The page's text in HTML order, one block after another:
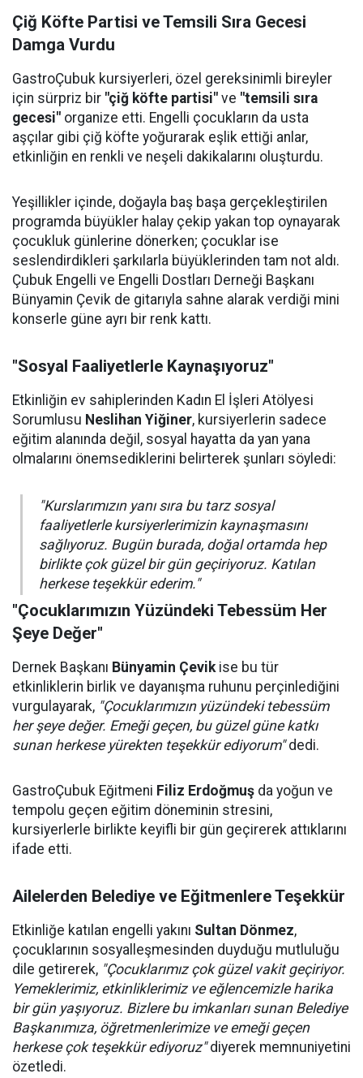
Çiğ Köfte Partisi ve Temsili Sıra Gecesi
Damga Vurdu
GastroÇubuk kursiyerleri, özel gereksinimli bireyler
için sürpriz bir "çiğ köfte partisi" ve "temsili sıra
gecesi" organize etti. Engelli çocukların da usta
aşçılar gibi çiğ köfte yoğurarak eşlik ettiği anlar,
etkinliğin en renkli ve neşeli dakikalarını oluşturdu.
Yeşillikler içinde, doğayla baş başa gerçekleştirilen
programda büyükler halay çekip yakan top oynayarak
çocukluk günlerine dönerken; çocuklar ise
seslendirdikleri şarkılarla büyüklerinden tam not aldı.
Çubuk Engelli ve Engelli Dostları Derneği Başkanı
Bünyamin Çevik de gitarıyla sahne alarak verdiği mini
konserle güne ayrı bir renk kattı.
"Sosyal Faaliyetlerle Kaynaşıyoruz"
Etkinliğin ev sahiplerinden Kadın El İşleri Atölyesi
Sorumlusu Neslihan Yiğiner, kursiyerlerin sadece
eğitim alanında değil, sosyal hayatta da yan yana
olmalarını önemsediklerini belirterek şunları söyledi:
"Kurslarımızın yanı sıra bu tarz sosyal
faaliyetlerle kursiyerlerimizin kaynaşmasını
sağlıyoruz. Bugün burada, doğal ortamda hep
birlikte çok güzel bir gün geçiriyoruz. Katılan
herkese teşekkür ederim."
"Çocuklarımızın Yüzündeki Tebessüm Her
Şeye Değer"
Dernek Başkanı Bünyamin Çevikise bu tür
etkinliklerin birlik ve dayanışma ruhunu perçinlediğini
vurgulayarak, "Çocuklarımızın yüzündeki tebessüm
her şeye değer. Emeği geçen, bu güzel güne katkı
sunan herkese yürekten teşekkür ediyorum"dedi.
GastroÇubuk Eğitmeni Filiz Erdoğmuş da yoğun ve
tempolu geçen eğitim döneminin stresini,
kursiyerlerle birlikte keyifli bir gün geçirerek attıklarını
ifade etti.
Ailelerden Belediye ve Eğitmenlere Teşekkür
Etkinliğe katılan engelli yakını Sultan Dönmez,
çocuklarının sosyalleşmesinden duyduğu mutluluğu
dile getirerek, "Çocuklarımız çok güzel vakit geçiriyor.
Yemeklerimiz, etkinliklerimiz ve eğlencemizle harika
bir gün yaşıyoruz. Bizlere bu imkanları sunan Belediye
Başkanımıza, öğretmenlerimize ve emeği geçen
herkese çok teşekkür ediyoruz"diyerek memnuniyetini
özetledi.